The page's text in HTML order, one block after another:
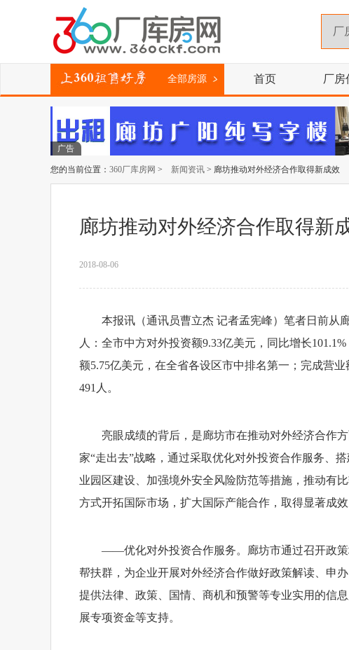
全部房源 首页 厂房
广告
您的当前位置： 360厂库房网 > 新闻资讯 > 廊坊推动对外经济合作取得新成效
廊坊推动对外经济合作取得新
2018-08-06
本报讯（通讯员曹立杰 记者孟宪峰）笔者日前从
人：全市中方对外投资额9.33亿美元，同比增长
额5.75亿美元，在全省各设区市中排名第一；完成营
491人。
亮眼成绩的背后，是廊坊市在推动对外经济合作
家“走出去”战略，通过采取优化对外投资合作服务、
业园区建设、加强境外安全风险防范等措施，推动有
方式开拓国际市场，扩大国际产能合作，取得显著成效
——优化对外投资合作服务。廊坊市通过召开政
帮扶群，为企业开展对外经济合作做好政策解读、申
提供法律、政策、国情、商机和预警等专业实用的信
展专项资金等支持。